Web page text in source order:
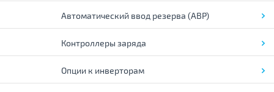
Автоматический ввод резерва (АВР)
Контроллеры заряда
Опции к инверторам